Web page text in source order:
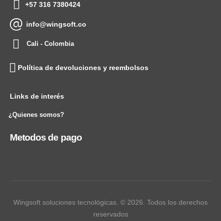
+57 316 7380424
info@wingsoft.co
Cali - Colombia
Política de devoluciones y reembolsos
Links de interés
¿Quienes somos?
Metodos de pago
Wingsoft soluciones tecnológicas. © 2026. Todos los derechos
reservados